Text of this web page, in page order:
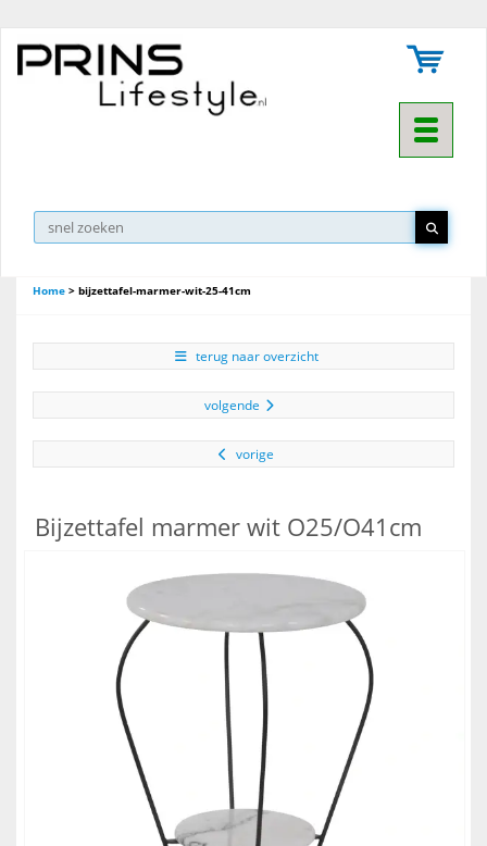
Toggle
Home > bijzettafel-marmer-wit-25-41cm
terug naar overzicht
volgende
vorige
Bijzettafel marmer wit O25/O41cm